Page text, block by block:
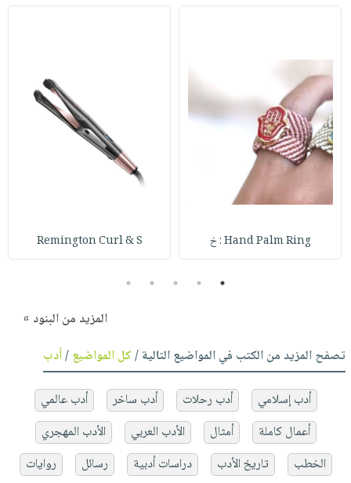
Hand Palm Ring : خ Remington Curl & S
1
2
3
4
5
المزيد من البنود »
تصفح المزيد من الكتب في المواضيع التالية /كل المواضيع/أدب
أدب إسلامي أدب رحلات أدب ساخر
أدب عالمي
أعمال كاملة
أمثال الأدب العربي
الأدب المهجري
الخطب
تاريخ الأدب دراسات أدبية رسائل
روايات